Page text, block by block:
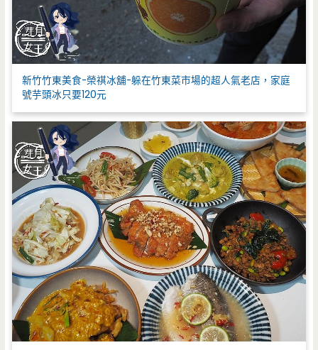
新竹竹東美食-榮祺冰舖-躲在竹東菜市場的超人氣老店，家庭
號芋頭冰只要120元